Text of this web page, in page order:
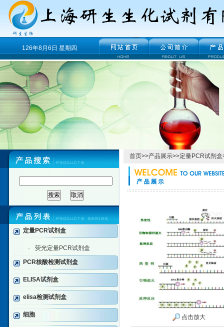
126年8月6日 星期四
定量PCR试剂盒
·
荧光定量PCR试剂盒
PCR核酸检测试剂盒
ELISA试剂盒
elisa检测试剂盒
细胞
首页>>产品展示>>定量PCR试剂盒
点击放大